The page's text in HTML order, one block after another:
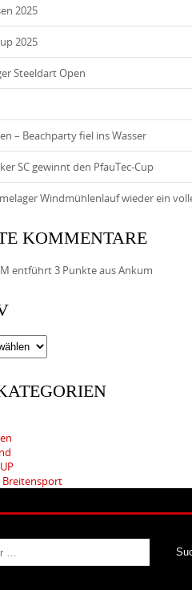
2025
2025
Steeldart Open
– Beachparty fiel ins Wasser
SC gewinnt den PfauTec-Cup
Windmühlenlauf wieder ein
KOMMENTARE
entführt 3 Punkte aus Ankum
Breitensport